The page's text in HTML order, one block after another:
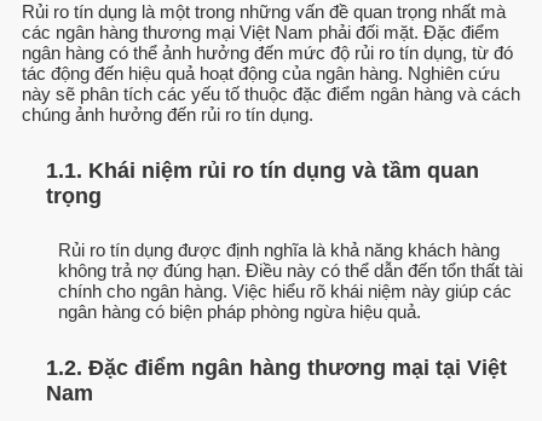
Rủi ro tín dụng là một trong những vấn đề quan trọng nhất mà
các ngân hàng thương mại Việt Nam phải đối mặt. Đặc điểm
ngân hàng có thể ảnh hưởng đến mức độ rủi ro tín dụng, từ đó
tác động đến hiệu quả hoạt động của ngân hàng. Nghiên cứu
này sẽ phân tích các yếu tố thuộc đặc điểm ngân hàng và cách
chúng ảnh hưởng đến rủi ro tín dụng.
1.1. Khái niệm rủi ro tín dụng và tầm quan
trọng
Rủi ro tín dụng được định nghĩa là khả năng khách hàng
không trả nợ đúng hạn. Điều này có thể dẫn đến tổn thất tài
chính cho ngân hàng. Việc hiểu rõ khái niệm này giúp các
ngân hàng có biện pháp phòng ngừa hiệu quả.
1.2. Đặc điểm ngân hàng thương mại tại Việt
Nam